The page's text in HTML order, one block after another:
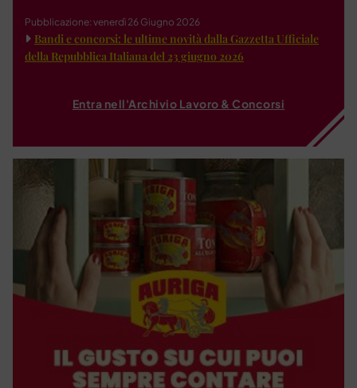
Pubblicazione: venerdì 26 Giugno 2026
Bandi e concorsi: le ultime novità dalla Gazzetta Ufficiale
della Repubblica Italiana del 23 giugno 2026
Entra nell'Archivio Lavoro & Concorsi